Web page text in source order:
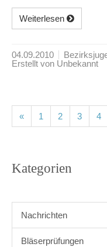
Weiterlesen
04.09.2010
Erstellt von Unbekannt
« 1 (current)
2(current)
3 4
Kategorien
Nachrichten
Bläserprüfungen